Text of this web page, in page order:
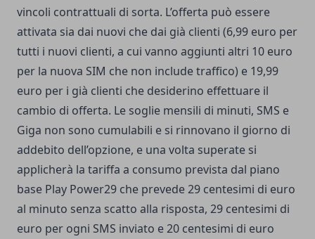
vincoli contrattuali di sorta. L’offerta può essere
attivata sia dai nuovi che dai già clienti (6,99 euro per
tutti i nuovi clienti, a cui vanno aggiunti altri 10 euro
per la nuova SIM che non include traffico) e 19,99
euro per i già clienti che desiderino effettuare il
cambio di offerta. Le soglie mensili di minuti, SMS e
Giga non sono cumulabili e si rinnovano il giorno di
addebito dell’opzione, e una volta superate si
applicherà la tariffa a consumo prevista dal piano
base Play Power29 che prevede 29 centesimi di euro
al minuto senza scatto alla risposta, 29 centesimi di
euro per ogni SMS inviato e 20 centesimi di euro